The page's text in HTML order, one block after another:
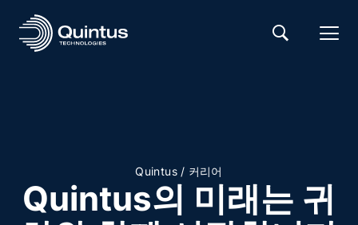
Quintus / 커리어
Quintus의 미래는 귀